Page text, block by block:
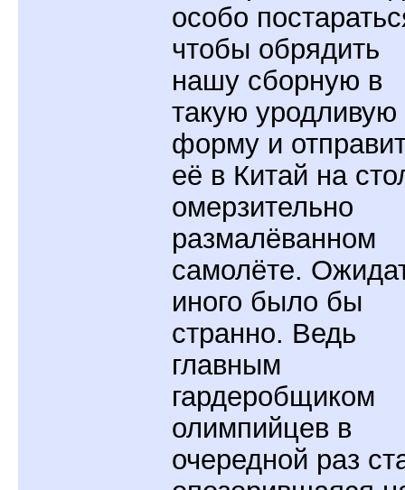
особо
чтобы обрядить
нашу сборную в
такую уродливую
форму и
её в Китай на
омерзительно
размалёванном
самолёте.
иного было бы
странно. Ведь
главным
гардеробщиком
олимпийцев в
очередной раз